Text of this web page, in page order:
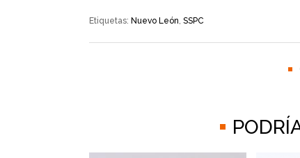
Etiquetas: Nuevo León SSPC